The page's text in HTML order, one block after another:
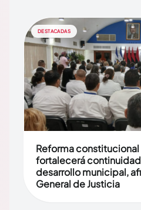
DESTACADAS
Reforma
fortalecerá
desarrollo municipal,
General de Justicia